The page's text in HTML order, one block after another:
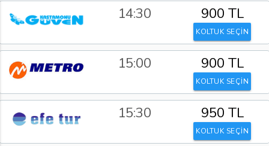
14:30 900 TL
KOLTUK SEÇİN
15:00 900 TL
KOLTUK SEÇİN
15:30 950 TL
KOLTUK SEÇİN